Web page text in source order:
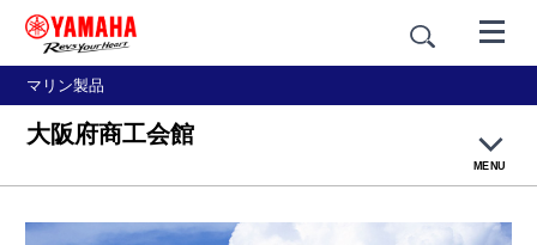
マリン製品
大阪府商工会館
MENU
ヤマハボート免許教室について